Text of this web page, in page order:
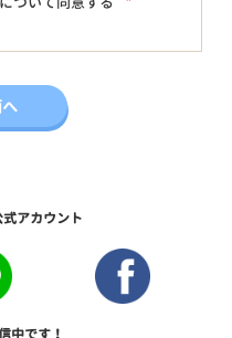
アカウント
中です！